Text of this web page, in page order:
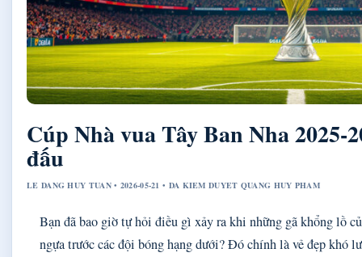
Cúp Nhà vua Tây Ban Nha
đấu
LE DANG HUY TUAN • 2026-05-21 • DA KIEM DUYET QUANG HUY PHAM
Bạn đã bao giờ tự hỏi điều gì xảy ra khi những gã khổng lồ
ngựa trước các đội bóng hạng dưới? Đó chính là vẻ đẹp khó